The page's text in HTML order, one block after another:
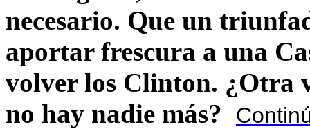
necesario. Que un
aportar frescura a una
volver los Clinton. ¿Otra
no hay nadie más?